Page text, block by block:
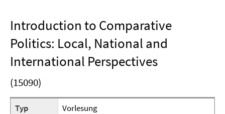
Introduction to Comparative
Politics: Local, National and
International Perspectives
(15090)
Typ
Vorlesung